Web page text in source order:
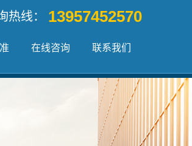
13957452570
热线：
在线咨询 联系我们